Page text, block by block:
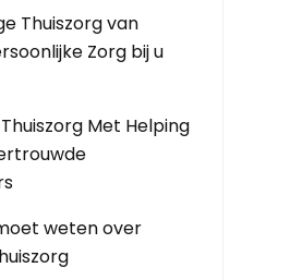
Thuiszorg van
Zorg bij u
Met Helping
weten over